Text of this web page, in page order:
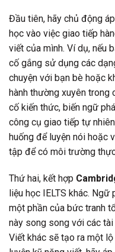
Đầu tiên, hãy chủ động
học vào việc giao tiếp
viết của mình. Ví dụ, nếu
cố gắng sử dụng các
chuyện với bạn bè hoặc
hành thường xuyên trong
cố kiến thức, biến ngữ
công cụ giao tiếp tự
huống để luyện nói hoặc
tập để có môi trường
Thứ hai, kết hợp
liệu học IELTS khác.
một phần của bức tranh
này song song với các
Viết khác sẽ tạo ra một